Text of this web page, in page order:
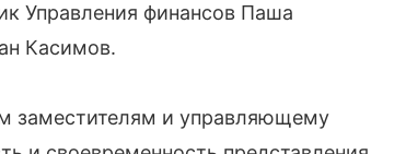
Управления финансов Паша
Касимов.
заместителям и управляющему